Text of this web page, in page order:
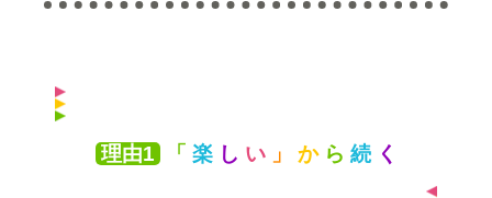
理由1 「 楽 し い 」 か ら 続 く​